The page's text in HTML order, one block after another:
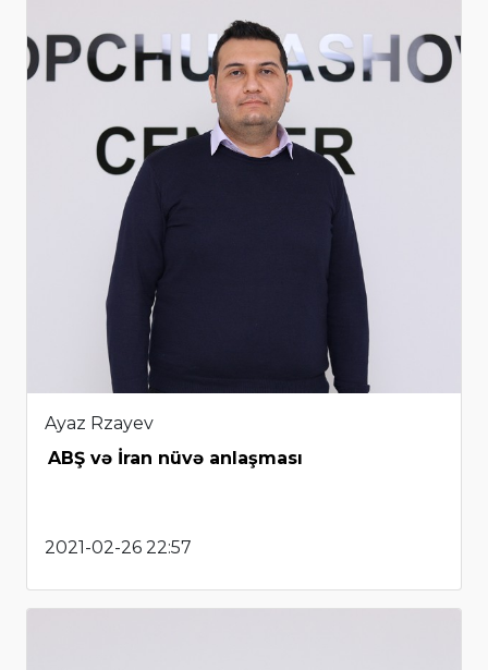
Ayaz Rzayev
ABŞ və İran nüvə anlaşması
2021-02-26 22:57